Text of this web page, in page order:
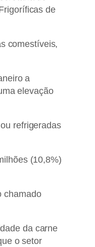
de
comestíveis,
a
elevação
refrigeradas
(10,8%)
chamado
da carne
o setor